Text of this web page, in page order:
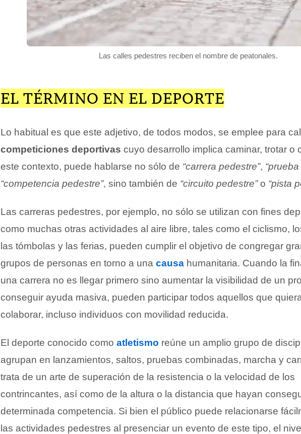
Las calles pedestres reciben el nombre de peatonales.
EL TÉRMINO EN EL DEPORTE
Lo habitual es que este adjetivo, de todos modos, se emplee para
competiciones deportivas cuyo desarrollo implica caminar, trotar o
este contexto, puede hablarse no sólo de “carrera pedestre”,
“competencia pedestre”, sino también de “circuito pedestre”o “pista
Las carreras pedestres, por ejemplo, no sólo se utilizan con fines
como muchas otras actividades al aire libre, tales como el ciclismo,
las tómbolas y las ferias, pueden cumplir el objetivo de congregar
grupos de personas en torno a una causa humanitaria. Cuando la
una carrera no es llegar primero sino aumentar la visibilidad de un
conseguir ayuda masiva, pueden participar todos aquellos que
colaborar, incluso individuos con movilidad reducida.
El deporte conocido como atletismo reúne un amplio grupo de
agrupan en lanzamientos, saltos, pruebas combinadas, marcha y
trata de un arte de superación de la resistencia o la velocidad de los
contrincantes, así como de la altura o la distancia que hayan
determinada competencia. Si bien el público puede relacionarse
las actividades pedestres al presenciar un evento de este tipo, el